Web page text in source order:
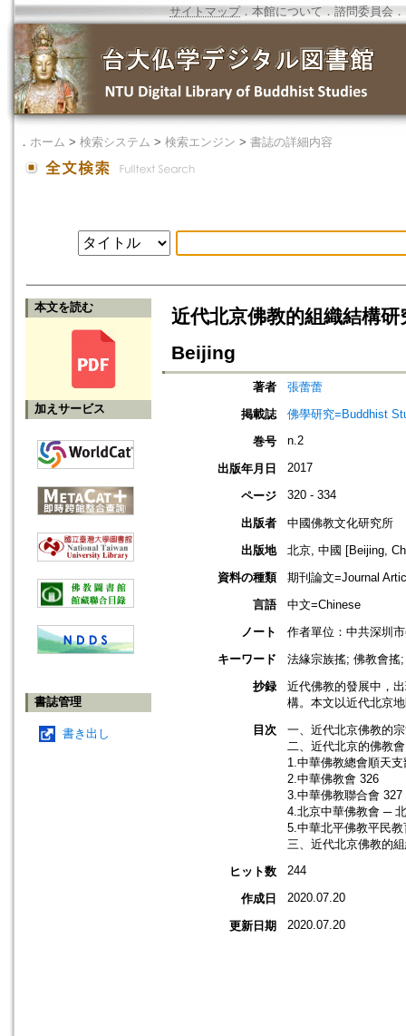
サイトマップ．本館について ． 諮問委員会 ．
． ホーム > 検索システム > 検索エンジン > 書誌の詳細内容
本文を読む
加えサービス
書誌管理
書き出し
近代北京佛教的組織結構
Beijing
著者
張蕾蕾
掲載誌
佛學研究=Buddhist
巻号
n.2
出版年月日 2017
ページ 320 - 334
出版者
中國佛教文化研究所
出版地
北京, 中國 [Beijing,
資料の種類
期刊論文=Journal
言語
中文=Chinese
ノート
作者單位：中共深圳
キーワード
法緣宗族搖; 佛教會搖
抄録
近代佛教的發展中，
構。本文以近代北京
目次
一、近代北京佛教的
二、近代北京的佛教
1.中華佛教總會順天支
2.中華佛教會 326
3.中華佛教聯合會 327
4.北京中華佛教會 ─
5.中華北平佛教平民
三、近代北京佛教的
ヒット数
244
作成日 2020.07.20
更新日期 2020.07.20